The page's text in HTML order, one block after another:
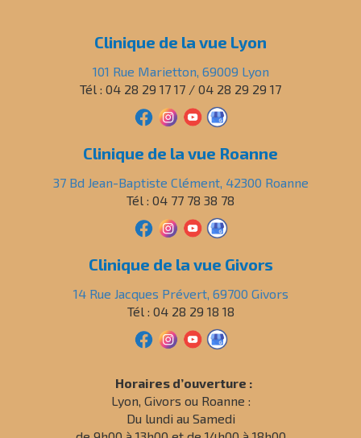
Clinique de la vue Lyon
101 Rue Marietton, 69009 Lyon
Tél : 04 28 29 17 17 / 04 28 29 29 17
Clinique de la vue Roanne
37 Bd Jean-Baptiste Clément, 42300 Roanne
Tél : 04 77 78 38 78
Clinique de la vue Givors
14 Rue Jacques Prévert, 69700 Givors
Tél : 04 28 29 18 18
Horaires d’ouverture :
Lyon, Givors ou Roanne :
Du lundi au Samedi